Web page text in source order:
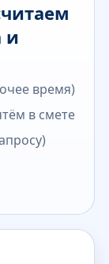
и
время)
в смете